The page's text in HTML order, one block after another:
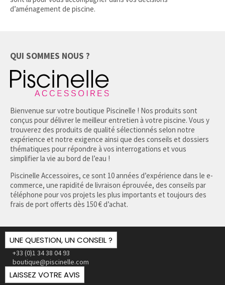
d’aménagement de piscine.
QUI SOMMES NOUS ?
Bienvenue sur votre boutique Piscinelle ! Nos produits sont
conçus pour délivrer le meilleur entretien à votre piscine. Vous y
trouverez des produits de qualité sélectionnés selon notre
expérience et notre exigence ainsi que des conseils et dossiers
thématiques pour répondre à vos interrogations et vous
simplifier la vie au bord de l’eau !
Piscinelle Accessoires, ce sont 10 années d’expérience dans le e-
commerce, une rapidité de livraison éprouvée, des conseils par
téléphone pour vos projets les plus importants et toujours des
frais de port offerts dès 150 € d’achat.
UNE QUESTION, UN CONSEIL ?
+33 (0)1 34 38 04 93
boutique@piscinelle.com
LAISSEZ VOTRE AVIS